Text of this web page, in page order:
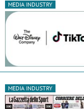
MEDIA INDUSTRY
MEDIA INDUSTRY